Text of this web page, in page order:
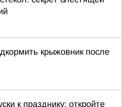
крыжовник после
к празднику: откройте